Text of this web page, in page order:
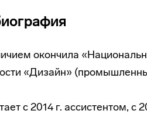
окончила
«Дизайн»
с 2014 г. ассистентом, с